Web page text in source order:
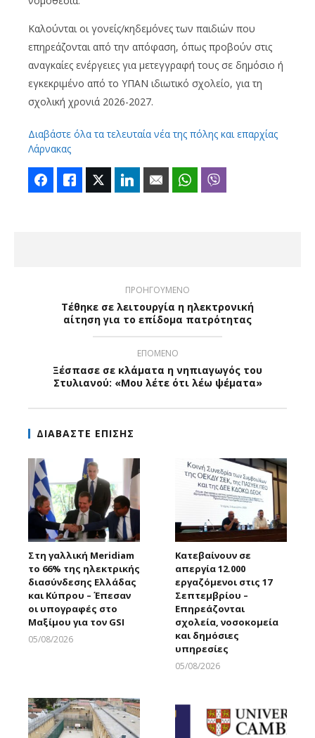
Καλούνται οι γονείς/κηδεμόνες των παιδιών που
επηρεάζονται από την απόφαση, όπως προβούν στις
αναγκαίες ενέργειες για μετεγγραφή τους σε δημόσιο ή
εγκεκριμένο από το ΥΠΑΝ ιδιωτικό σχολείο, για τη
σχολική χρονιά 2026-2027.
Διαβάστε όλα τα τελευταία νέα της πόλης και επαρχίας
Λάρνακας
FacebookLike Twitter LinkedIn Email WhatsApp
ΠΡΟΗΓΟΥΜΕΝΟ
Τέθηκε σε λειτουργία η ηλεκτρονική
αίτηση για το επίδομα πατρότητας
ΕΠΟΜΕΝΟ
Ξέσπασε σε κλάματα η νηπιαγωγός του
Στυλιανού: «Μου λέτε ότι λέω ψέματα»
ΔΙΑΒΑΣΤΕ ΕΠΙΣΗΣ
Στη γαλλική Meridiam
το 66% της ηλεκτρικής
διασύνδεσης Ελλάδας
και Κύπρου – Έπεσαν
οι υπογραφές στο
Μαξίμου για τον GSI
05/08/2026
Κατεβαίνουν σε
απεργία 12.000
εργαζόμενοι στις 17
Σεπτεμβρίου –
Επηρεάζονται
σχολεία, νοσοκομεία
και δημόσιες
υπηρεσίες
05/08/2026